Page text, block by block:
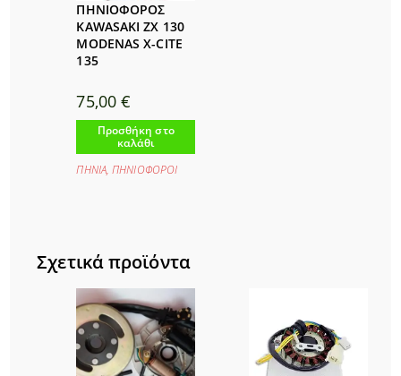
ΠΗΝΙΟΦΟΡΟΣ
KAWASAKI ZX 130
MODENAS X-CITE
135
75,00€
Προσθήκη στο
καλάθι
ΠΗΝΙΑ,ΠΗΝΙΟΦΟΡΟΙ
Σχετικά προϊόντα